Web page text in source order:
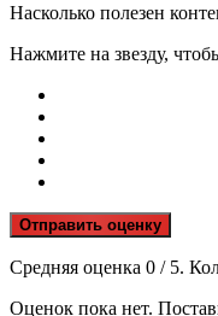
Насколько полезен
Нажмите на звезду,
Отправить оценку
Средняя оценка 0 / 5.
Оценок пока нет.